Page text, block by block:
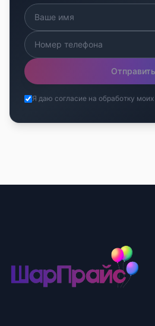
Отправить
Я даю согласие на обработку моих